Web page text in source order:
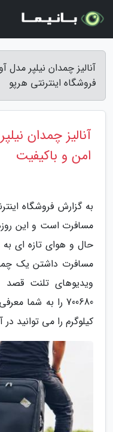
فروشگاه اینترنتی هرپو
امن و باکیفیت
به گزارش فروشگاه
مسافرت است و این
حال و هوای تازه ای
مسافرت داشتن یک
ویدیوهای تلنت قصد
کیلوگرم را می توانید